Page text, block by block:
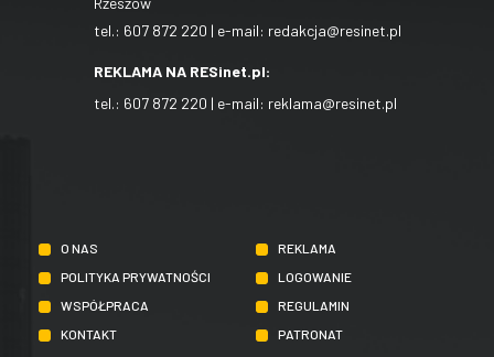
tel.: 607 872 220 | e-mail: redakcja@resinet.pl
REKLAMA NA RESinet.pl:
tel.: 607 872 220 | e-mail: reklama@resinet.pl
O NAS
REKLAMA
POLITYKA PRYWATNOŚCI
LOGOWANIE
WSPÓŁPRACA
REGULAMIN
KONTAKT
PATRONAT